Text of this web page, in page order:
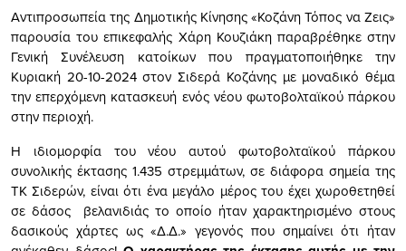
Αντιπροσωπεία της Δημοτικής Κίνησης «Κοζάνη Τόπος να Ζεις»
παρουσία του επικεφαλής Χάρη Κουζιάκη παραβρέθηκε στην
Γενική Συνέλευση κατοίκων που πραγματοποιήθηκε την
Κυριακή 20-10-2024 στον Σιδερά Κοζάνης με μοναδικό θέμα
την επερχόμενη κατασκευή ενός νέου φωτοβολταϊκού πάρκου
στην περιοχή.
Η ιδιομορφία του νέου αυτού φωτοβολταϊκού πάρκου
συνολικής έκτασης 1.435 στρεμμάτων, σε διάφορα σημεία της
ΤΚ Σιδερών, είναι ότι ένα μεγάλο μέρος του έχει χωροθετηθεί
σε δάσος βελανιδιάς το οποίο ήταν χαρακτηρισμένο στους
δασικούς χάρτες ως «Δ.Δ.» γεγονός που σημαίνει ότι ήταν